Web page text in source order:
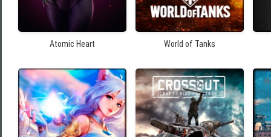
Atomic Heart World of Tanks